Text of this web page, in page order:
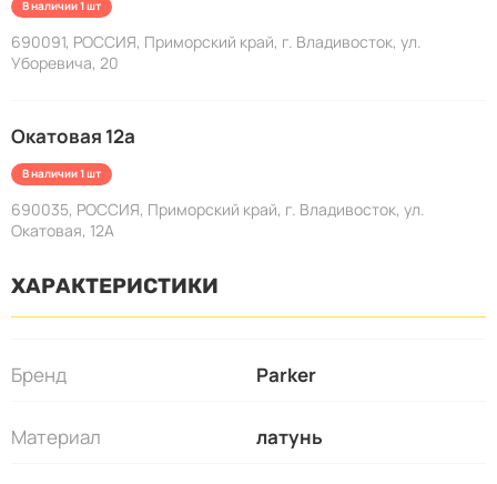
В наличии 1 шт
690091, РОССИЯ, Приморский край, г. Владивосток, ул.
Уборевича, 20
Окатовая 12а
В наличии 1 шт
690035, РОССИЯ, Приморский край, г. Владивосток, ул.
Окатовая, 12А
ХАРАКТЕРИСТИКИ
Бренд Parker
Материал латунь